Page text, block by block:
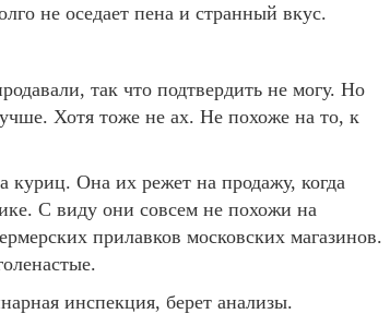
не оседает пена и странный вкус.
так что подтвердить не могу. Но
Хотя тоже не ах. Не похоже на то, к
Она их режет на продажу, когда
С виду они совсем не похожи на
прилавков московских магазинов.
инспекция, берет анализы.